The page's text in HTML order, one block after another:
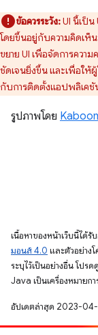
ข้อควรระวัง:UI นี้เป็น
โดยขึ้นอยู่กับความคิดเห็
ขยาย UI เพื่อจัดการควา
ชัดเจนยิ่งขึ้น และเพื่อให้
กับการติดตั้งแอปพลิเคชั
รูปภาพโดย
เนื้อหาของหน้าเว็บนี้ได้รั
มอนส์ 4.0 และตัวอย่าง
ระบุไว้เป็นอย่างอื่น โปรด
Java เป็นเครื่องหมายก
อัปเดตล่าสุด 2023-